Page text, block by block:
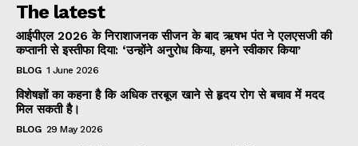
The latest
आईपीएल 2026 के निराशाजनक सीजन के बाद ऋषभ पंत ने एलएसजी की
कप्तानी से इस्तीफा दिया: ‘उन्होंने अनुरोध किया, हमने स्वीकार किया’
BLOG 1 June 2026
विशेषज्ञों का कहना है कि अधिक तरबूज खाने से हृदय रोग से बचाव में मदद
मिल सकती है।
BLOG 29 May 2026